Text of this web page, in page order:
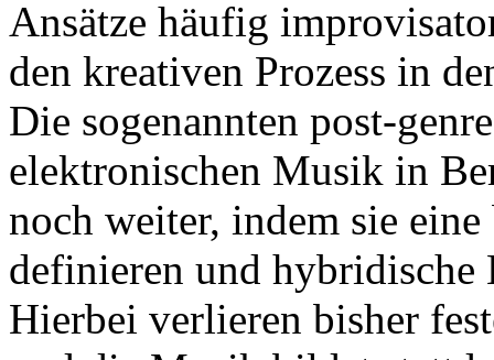
Ansätze häufig
den kreativen Prozess in
Die sogenannten post-
elektronischen Musik in
noch weiter, indem sie
definieren und
Hierbei verlieren bisher